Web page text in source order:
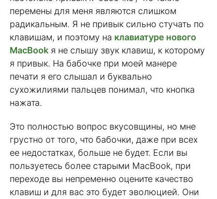
перемены для меня являются слишком
радикальным. Я не привык сильно стучать по
клавишам, и поэтому на клавиатуре нового
MacBook я не слышу звук клавиш, к которому
я привык. На бабочке при моей манере
печати я его слышал и буквально
сухожилиями пальцев понимал, что кнопка
нажата.
Это полностью вопрос вкусовщины, но мне
грустно от того, что бабочки, даже при всех
ее недостатках, больше не будет. Если вы
пользуетесь более старыми MacBook, при
переходе вы непременно оцените качество
клавиш и для вас это будет эволюцией. Они